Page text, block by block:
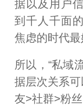
据以及用户
到千人千面
焦虑的时代最
所以，“私域
据层次关系
友>社群>粉丝